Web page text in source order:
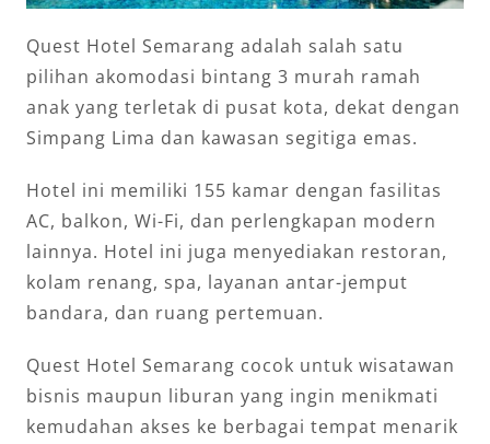
Quest Hotel Semarang adalah salah satu
pilihan akomodasi bintang 3 murah ramah
anak yang terletak di pusat kota, dekat dengan
Simpang Lima dan kawasan segitiga emas.
Hotel ini memiliki 155 kamar dengan fasilitas
AC, balkon, Wi-Fi, dan perlengkapan modern
lainnya. Hotel ini juga menyediakan restoran,
kolam renang, spa, layanan antar-jemput
bandara, dan ruang pertemuan.
Quest Hotel Semarang cocok untuk wisatawan
bisnis maupun liburan yang ingin menikmati
kemudahan akses ke berbagai tempat menarik